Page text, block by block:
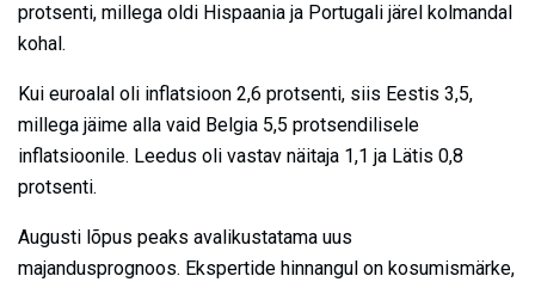
protsenti, millega oldi Hispaania ja Portugali järel kolmandal
kohal.
Kui euroalal oli inflatsioon 2,6 protsenti, siis Eestis 3,5,
millega jäime alla vaid Belgia 5,5 protsendilisele
inflatsioonile. Leedus oli vastav näitaja 1,1 ja Lätis 0,8
protsenti.
Augusti lõpus peaks avalikustatama uus
majandusprognoos. Ekspertide hinnangul on kosumismärke,